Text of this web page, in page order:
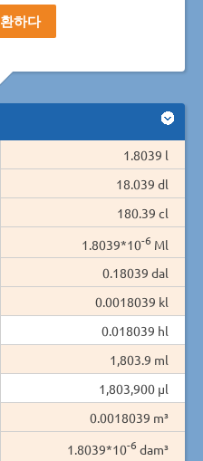
1.8039 l
18.039 dl
180.39 cl
1.8039*10-6 Ml
0.18039 dal
0.0018039 kl
0.018039 hl
1,803.9 ml
1,803,900 µl
0.0018039 m³
1.8039*10-6 dam³